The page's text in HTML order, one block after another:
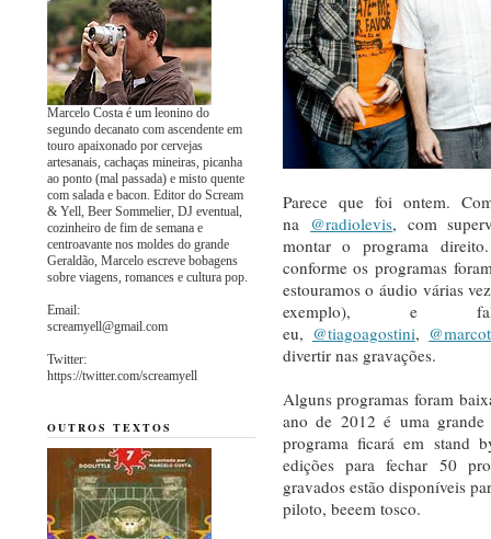
Parece que foi ontem.
na @radiolevis, com
montar o programa
conforme os programas
estouramos o áudio várias
exemplo), e
eu, @tiagoagostini,
divertir nas gravações.
Alguns programas foram
ano de 2012 é uma
programa ficará em stand
edições para fechar 50
gravados estão disponíveis
piloto, beeem tosco.
Marcelo Costa é um leonino do
segundo decanato com ascendente em
touro apaixonado por cervejas
artesanais, cachaças mineiras, picanha
ao ponto (mal passada) e misto quente
com salada e bacon. Editor do Scream
& Yell, Beer Sommelier, DJ eventual,
cozinheiro de fim de semana e
centroavante nos moldes do grande
Geraldão, Marcelo escreve bobagens
sobre viagens, romances e cultura pop.
Email:
screamyell@gmail.com
Twitter:
https://twitter.com/screamyell
OUTROS TEXTOS